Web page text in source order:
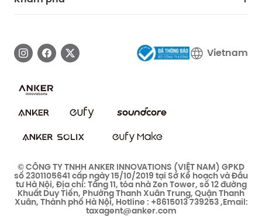
Liên hệ với chúng tôi
Cộng đồng bảo mật eufy
Cộng đồng eufy Clean
Vietnam
© CÔNG TY TNHH ANKER INNOVATIONS (VIỆT NAM) GPKD
số 2301105641 cấp ngày 15/10/2019 tại Sở Kế hoạch và Đầu
tư Hà Nội, Địa chỉ: Tầng 11, tòa nhà Zen Tower, số 12 đường
Khuất Duy Tiến, Phường Thanh Xuân Trung, Quận Thanh
Xuân, Thành phố Hà Nội, Hotline : +8615013 739253 ,Email:
taxagent@anker.com